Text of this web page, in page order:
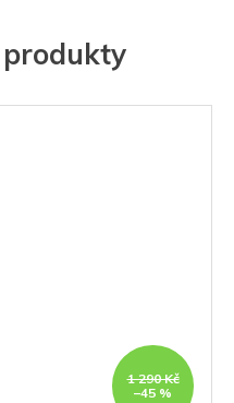
1 290 Kč
–45 %